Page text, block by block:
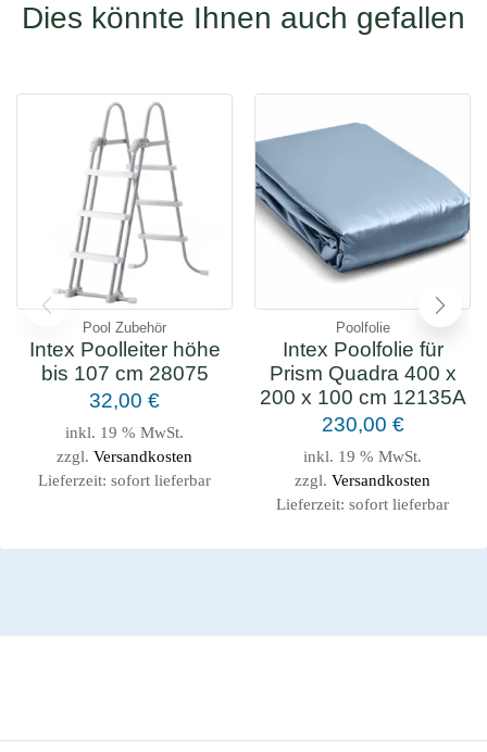
Dies könnte Ihnen auch gefallen
Pool Zubehör
Intex Poolleiter höhe
bis 107 cm 28075
32,00 €
inkl. 19 % MwSt.
zzgl. Versandkosten
Lieferzeit: sofort lieferbar
Poolfolie
Intex Poolfolie für
Prism Quadra 400 x
200 x 100 cm 12135A
230,00 €
inkl. 19 % MwSt.
zzgl. Versandkosten
Lieferzeit: sofort lieferbar